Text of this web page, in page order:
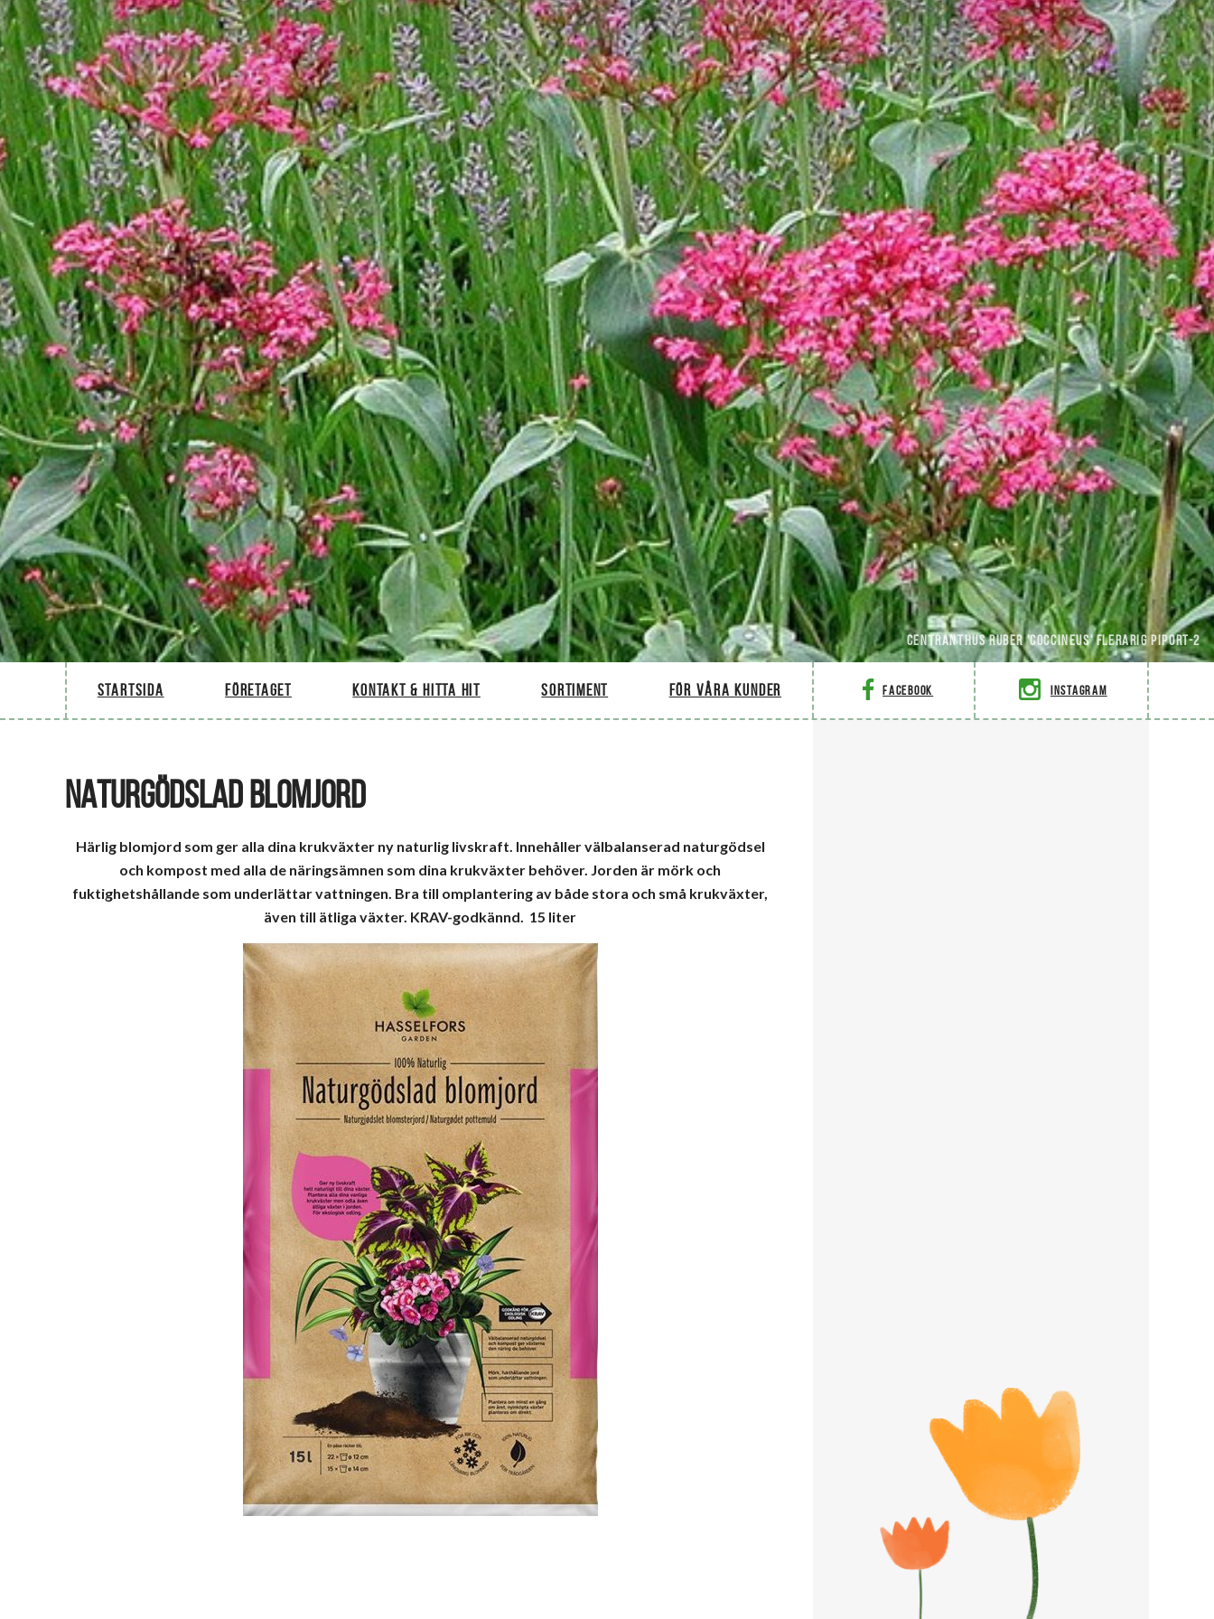
Centranthus ruber 'Coccineus' Flerarig piport-2
Startsida Företaget Kontakt & hitta hit Sortiment För våra kunder Facebook Instagram
NATURGÖDSLAD BLOMJORD
Härlig blomjord som ger alla dina krukväxter ny naturlig livskraft. Innehåller välbalanserad naturgödsel
och kompost med alla de näringsämnen som dina krukväxter behöver. Jorden är mörk och
fuktighetshållande som underlättar vattningen. Bra till omplantering av både stora och små krukväxter,
även till ätliga växter. KRAV-godkännd. 15 liter